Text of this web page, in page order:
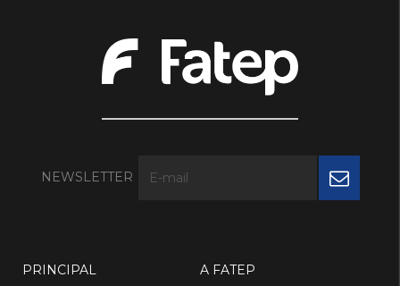
NEWSLETTER
PRINCIPAL
A FATEP